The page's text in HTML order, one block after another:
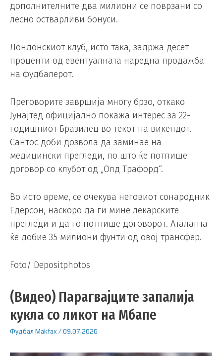
дополнителните два милиони се поврзани со
лесно остварливи бонуси.
Лондонскиот клуб, исто така, задржа десет
проценти од евентуалната наредна продажба
на фудбалерот.
Преговорите завршија многу брзо, откако
Јунајтед официјално покажа интерес за 22-
годишниот Бразилец во текот на викендот.
Сантос доби дозвола да заминае на
медицински прегледи, по што ќе потпише
договор со клубот од „Олд Трафорд“.
Во исто време, се очекува неговиот сонародник
Едерсон, наскоро да ги мине лекарските
прегледи и да го потпише договорот. Аталанта
ќе добие 35 милиони фунти од овој трансфер.
Foto/ Depositphotos
(Видео) Парагвајците запалија
кукла со ликот на Мбапе
Фудбал Makfax/09.07.2026